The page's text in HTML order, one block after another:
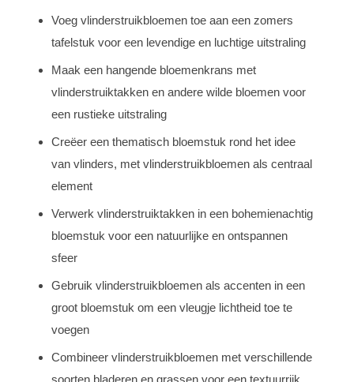
Voeg vlinderstruikbloemen toe aan een zomers
tafelstuk voor een levendige en luchtige uitstraling
Maak een hangende bloemenkrans met
vlinderstruiktakken en andere wilde bloemen voor
een rustieke uitstraling
Creëer een thematisch bloemstuk rond het idee
van vlinders, met vlinderstruikbloemen als centraal
element
Verwerk vlinderstruiktakken in een bohemienachtig
bloemstuk voor een natuurlijke en ontspannen
sfeer
Gebruik vlinderstruikbloemen als accenten in een
groot bloemstuk om een vleugje lichtheid toe te
voegen
Combineer vlinderstruikbloemen met verschillende
soorten bladeren en grassen voor een textuurrijk